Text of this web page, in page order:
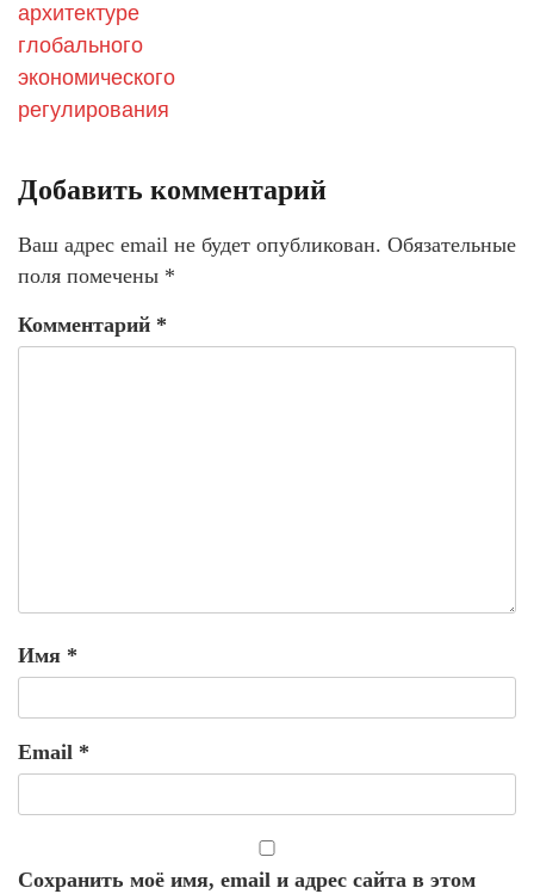
архитектуре
глобального
экономического
регулирования
Добавить комментарий
Ваш адрес email не будет опубликован. Обязательные
поля помечены *
Комментарий *
Имя *
Email *
Сохранить моё имя, email и адрес сайта в этом